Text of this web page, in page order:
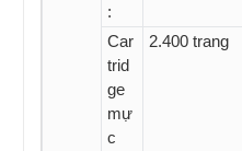
:
Car
trid
ge
mự
c
2.400 trang